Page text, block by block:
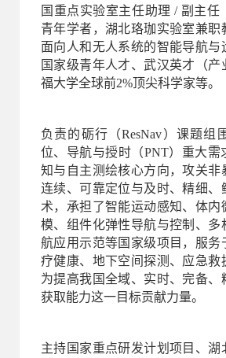
国重点实验室主任助理 / 副主任
青年学者，湖北珞珈实验室兼职
面向人和无人系统的智能导航与
国家级青年人才、武汉英才（产
福大学全球前2%顶尖科学家等。
负责的砺行（ResNav）课题组
位、导航与授时（PNT）重大需
知与自主测绘核心方向，攻关非
连续、可靠定位与及时、精细、
术，承担了智能运动感知、体内
模、组件化弹性导航与控制、多
航应用示范等国家级项目，服务
疗健康、地下空间探测、应急救
为提高我国全域、实时、完备、
获取能力这一目标贡献力量。
主持国家重点研发计划项目、湖